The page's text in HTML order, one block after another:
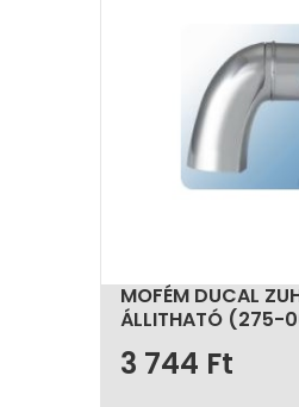
MOFÉM DUCAL
ÁLLITHATÓ
3 744 Ft